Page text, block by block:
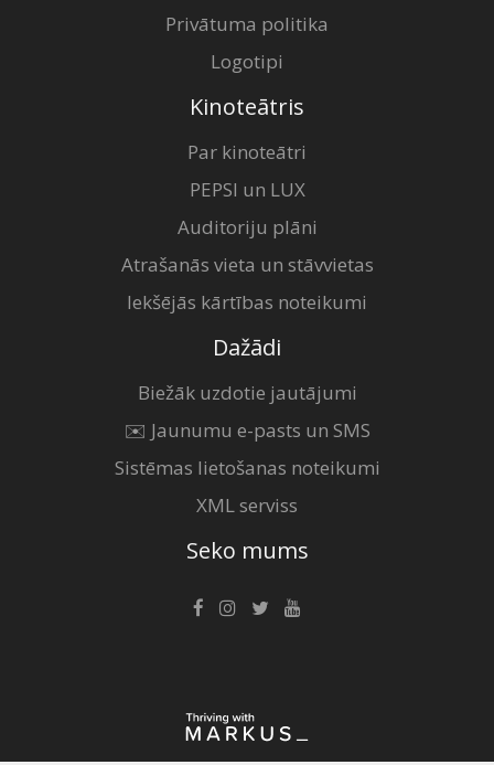
Privātuma politika
Logotipi
Kinoteātris
Par kinoteātri
PEPSI un LUX
Auditoriju plāni
Atrašanās vieta un stāvvietas
Iekšējās kārtības noteikumi
Dažādi
Biežāk uzdotie jautājumi
✉️ Jaunumu e-pasts un SMS
Sistēmas lietošanas noteikumi
XML serviss
Seko mums